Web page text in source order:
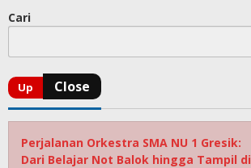
Cari
Perjalanan Orkestra SMA NU 1 Gresik:
Dari Belajar Not Balok hingga Tampil di